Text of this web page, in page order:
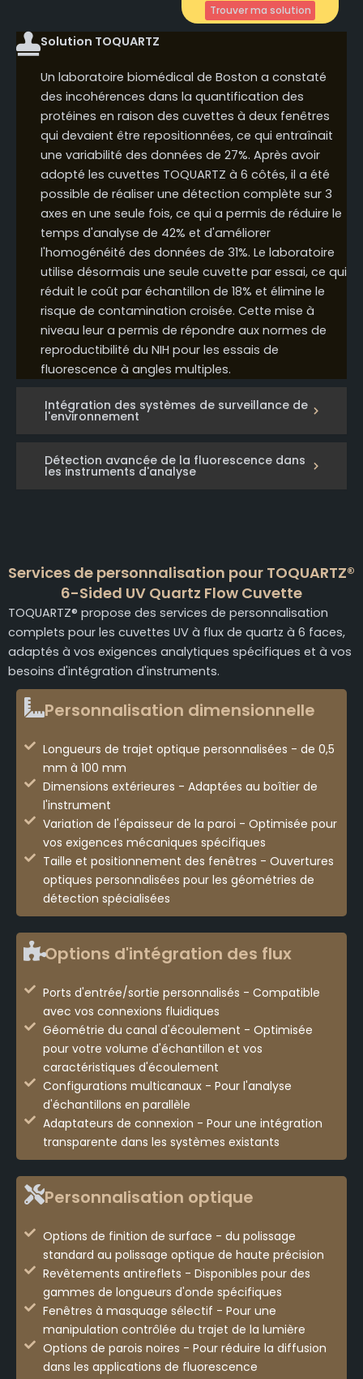
Intégration des systèmes de surveillance de
l'environnement
Détection avancée de la fluorescence dans
les instruments d'analyse
Trouver ma solution
Solution TOQUARTZ
Un laboratoire biomédical de Boston a constaté
des incohérences dans la quantification des
protéines en raison des cuvettes à deux fenêtres
qui devaient être repositionnées, ce qui entraînait
une variabilité des données de 27%. Après avoir
adopté les cuvettes TOQUARTZ à 6 côtés, il a été
possible de réaliser une détection complète sur 3
axes en une seule fois, ce qui a permis de réduire le
temps d'analyse de 42% et d'améliorer
l'homogénéité des données de 31%. Le laboratoire
utilise désormais une seule cuvette par essai, ce qui
réduit le coût par échantillon de 18% et élimine le
risque de contamination croisée. Cette mise à
niveau leur a permis de répondre aux normes de
reproductibilité du NIH pour les essais de
fluorescence à angles multiples.
Services de personnalisation pour TOQUARTZ®
6-Sided UV Quartz Flow Cuvette
TOQUARTZ® propose des services de personnalisation
complets pour les cuvettes UV à flux de quartz à 6 faces,
adaptés à vos exigences analytiques spécifiques et à vos
besoins d'intégration d'instruments.
Personnalisation dimensionnelle
Longueurs de trajet optique personnalisées - de 0,5
mm à 100 mm
Dimensions extérieures - Adaptées au boîtier de
l'instrument
Variation de l'épaisseur de la paroi - Optimisée pour
vos exigences mécaniques spécifiques
Taille et positionnement des fenêtres - Ouvertures
optiques personnalisées pour les géométries de
détection spécialisées
Options d'intégration des flux
Ports d'entrée/sortie personnalisés - Compatible
avec vos connexions fluidiques
Géométrie du canal d'écoulement - Optimisée
pour votre volume d'échantillon et vos
caractéristiques d'écoulement
Configurations multicanaux - Pour l'analyse
d'échantillons en parallèle
Adaptateurs de connexion - Pour une intégration
transparente dans les systèmes existants
Personnalisation optique
Options de finition de surface - du polissage
standard au polissage optique de haute précision
Revêtements antireflets - Disponibles pour des
gammes de longueurs d'onde spécifiques
Fenêtres à masquage sélectif - Pour une
manipulation contrôlée du trajet de la lumière
Options de parois noires - Pour réduire la diffusion
dans les applications de fluorescence